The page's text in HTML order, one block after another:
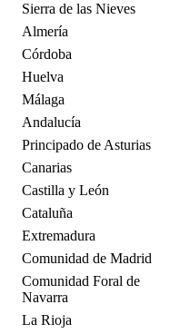
Sierra de las Nieves
Almería
Córdoba
Huelva
Málaga
Andalucía
Principado de Asturias
Canarias
Castilla y León
Cataluña
Extremadura
Comunidad de Madrid
Comunidad Foral de
Navarra
La Rioja